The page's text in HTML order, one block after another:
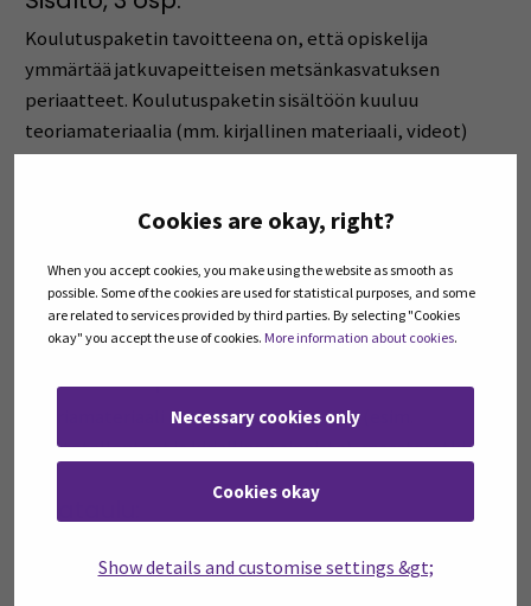
Cookies are okay, right?
When you accept cookies, you make using the website as smooth as
possible. Some of the cookies are used for statistical purposes, and some
are related to services provided by third parties. By selecting "Cookies
okay" you accept the use of cookies. More information about cookies.
Necessary cookies only
Cookies okay
Show details and customise settings &gt;
Koulutuspaketin tavoitteena on, että opiskelija
ymmärtää jatkuvapeitteisen metsänkasvatuksen
periaatteet. Koulutuspaketin sisältöön kuuluu
teoriamateriaalia (mm. kirjallinen materiaali, videot)
sekä käytännön kohteen puunkorjuun suunnittelu.
oppimisympäristössä sekä maastossa olevat
Arviointi tehdään tehtävien ja käytännön harjoitustöiden
pohjalta.
Toteutustapa:
Teoriamateriaali itsenäisesti opiskellen(esim.
luentotallenteet ja kirjallinen aineisto),maastoretki.